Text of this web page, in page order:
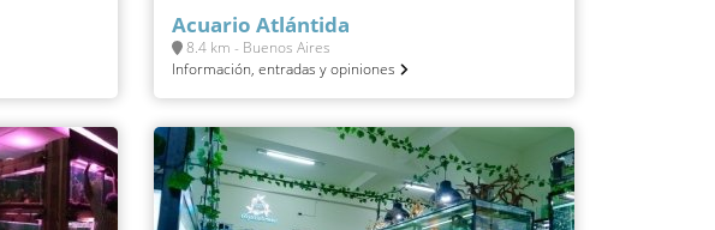
Acuario Atlántida
8.4 km - Buenos Aires
Información, entradas y opiniones